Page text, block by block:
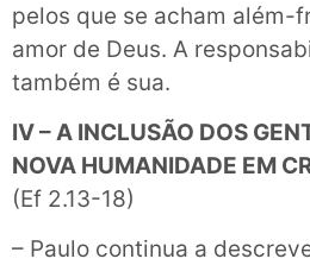
pelos que se acham além-
amor de Deus. A
também é sua.
IV – A INCLUSÃO DOS
NOVA HUMANIDADE EM
(Ef 2.13-18)
– Paulo continua a